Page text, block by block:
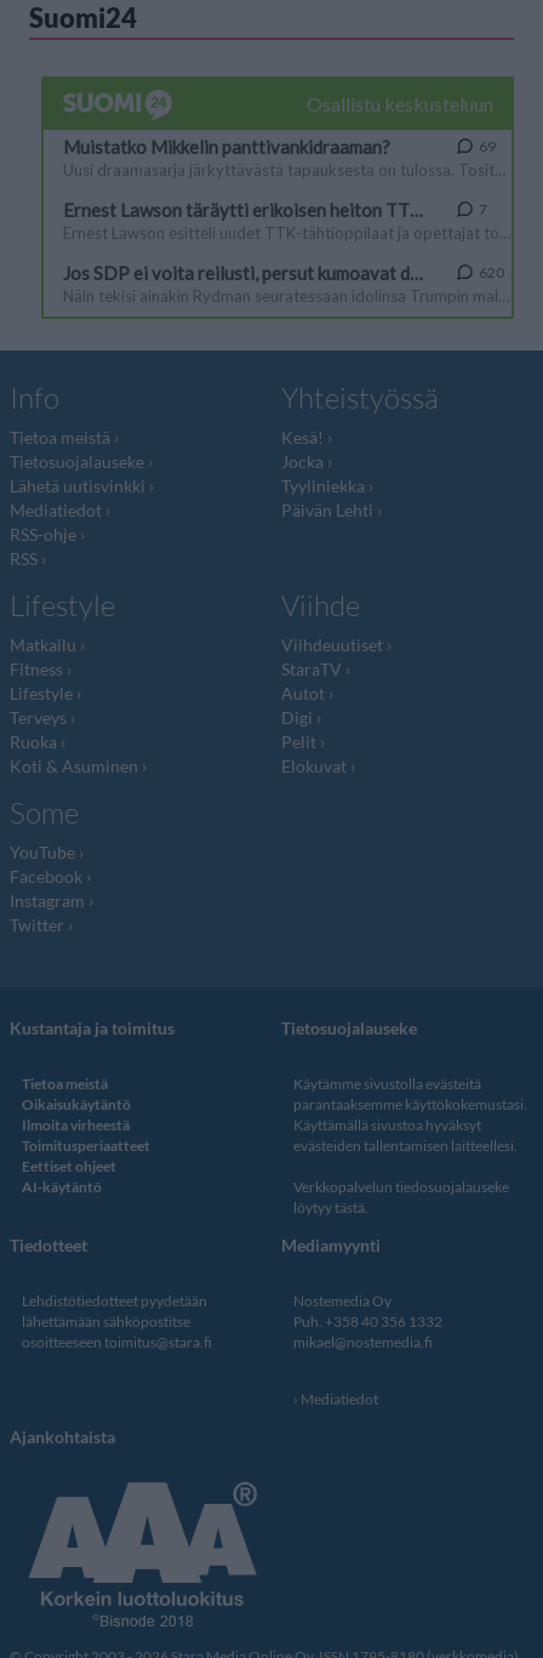
Suomi24
Info
Tietoa meistä
Tietosuojalauseke
Lähetä uutisvinkki
Mediatiedot
RSS-ohje
RSS
Yhteistyössä
Kesä!
Jocka
Tyyliniekka
Päivän Lehti
Lifestyle
Matkailu
Fitness
Lifestyle
Terveys
Ruoka
Koti & Asuminen
Viihde
Viihdeuutiset
StaraTV
Autot
Digi
Pelit
Elokuvat
Some
YouTube
Facebook
Instagram
Twitter
Kustantaja ja toimitus
Tietoa meistä
Oikaisukäytäntö
Ilmoita virheestä
Toimitusperiaatteet
Eettiset ohjeet
AI-käytäntö
Tietosuojalauseke
Käytämme sivustolla evästeitä
parantaaksemme käyttökokemustasi.
Käyttämällä sivustoa hyväksyt
evästeiden tallentamisen laitteellesi.
Verkkopalvelun tiedosuojalauseke
löytyy tästä.
Tiedotteet
Lehdistötiedotteet pyydetään
lähettämään sähköpostitse
osoitteeseen toimitus@stara.fi
Mediamyynti
Nostemedia Oy
Puh. +358 40 356 1332
mikael@nostemedia.fi
Mediatiedot
Ajankohtaista